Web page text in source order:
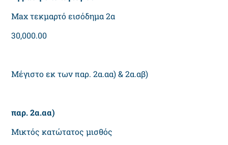
Max τεκμαρτό εισόδημα 2α
30,000.00
Μέγιστο εκ των παρ. 2α.αα) & 2α.αβ)
παρ. 2α.αα)
Μικτός κατώτατος μισθός